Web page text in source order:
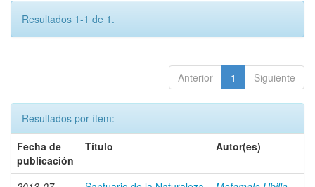
Resultados 1-1 de 1.
Anterior 1 Siguiente
Resultados por ítem:
Fecha de
publicación
Título Autor(es)